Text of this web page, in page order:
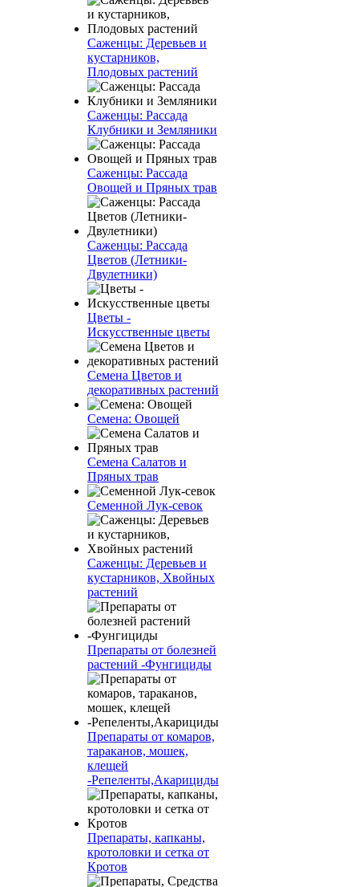
Саженцы: Деревьев и
кустарников,
Плодовых растений
Саженцы: Рассада
Клубники и Земляники
Саженцы: Рассада
Овощей и Пряных трав
Саженцы: Рассада
Цветов (Летники-
Двулетники)
Цветы -
Искусственные цветы
Семена Цветов и
декоративных растений
Семена: Овощей
Семена Салатов и
Пряных трав
Семенной Лук-севок
Саженцы: Деревьев и
кустарников, Хвойных
растений
Препараты от болезней
растений -Фунгициды
Препараты от комаров,
тараканов, мошек,
клещей
-Репеленты,Акарициды
Препараты, капканы,
кротоловки и сетка от
Кротов